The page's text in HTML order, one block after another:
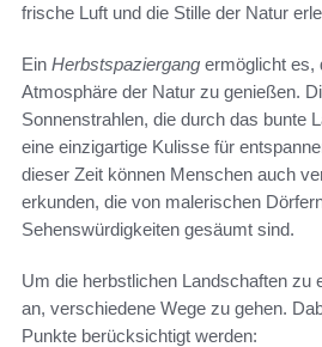
frische Luft und die Stille der Natur
Ein Herbstspaziergang ermöglicht es,
Atmosphäre der Natur zu genießen.
Sonnenstrahlen, die durch das bunte
eine einzigartige Kulisse für
dieser Zeit können Menschen auch
erkunden, die von malerischen
Sehenswürdigkeiten gesäumt sind.
Um die herbstlichen Landschaften zu
an, verschiedene Wege zu gehen.
Punkte berücksichtigt werden: